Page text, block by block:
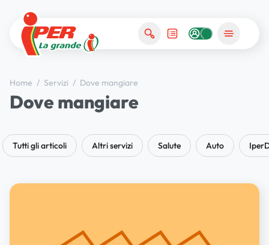
Home / Servizi / Dove mangiare
Dove mangiare
Tutti gli articoli Altri servizi Salute Auto